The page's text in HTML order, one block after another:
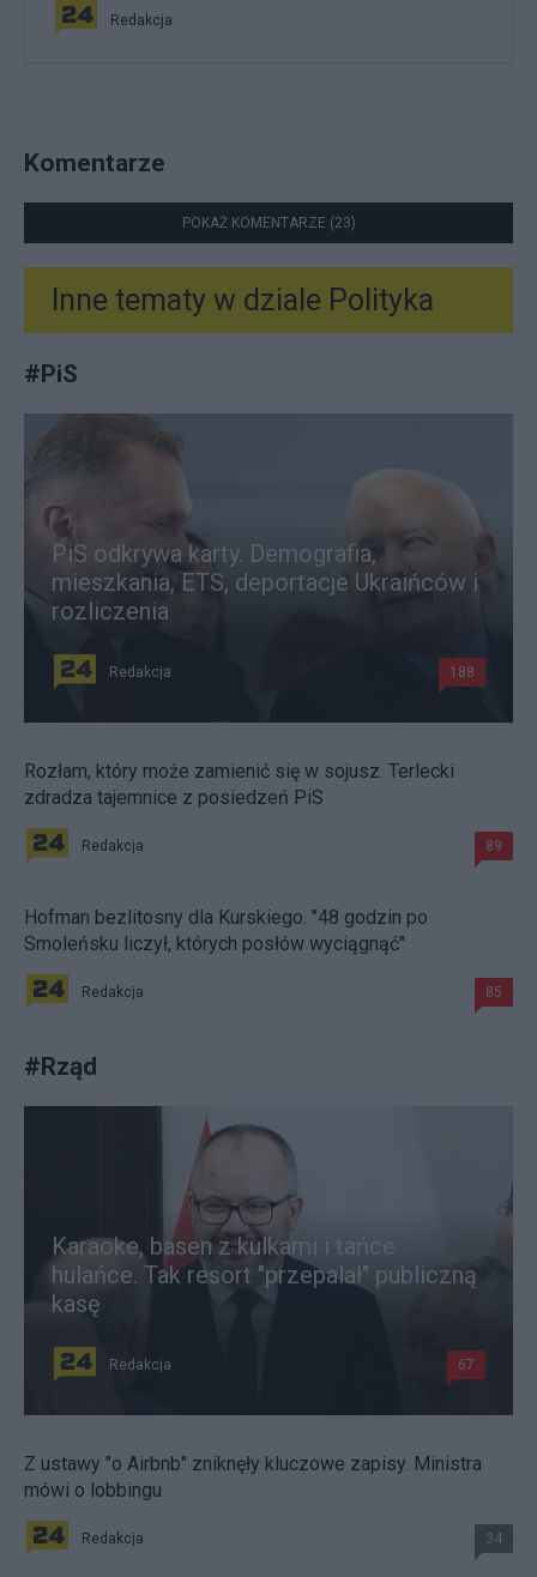
Redakcja
Komentarze
POKAŻ KOMENTARZE (23)
Inne tematy w dziale Polityka
#PiS
PiS odkrywa karty. Demografia,
mieszkania, ETS, deportacje Ukraińców i
rozliczenia
Redakcja 188
Rozłam, który może zamienić się w sojusz. Terlecki
zdradza tajemnice z posiedzeń PiS
Redakcja 89
Hofman bezlitosny dla Kurskiego. "48 godzin po
Smoleńsku liczył, których posłów wyciągnąć"
Redakcja 85
#Rząd
Karaoke, basen z kulkami i tańce
hulańce. Tak resort "przepalał" publiczną
kasę
Redakcja 67
Z ustawy "o Airbnb" zniknęły kluczowe zapisy. Ministra
mówi o lobbingu
Redakcja 34